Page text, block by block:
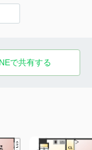
で共有する